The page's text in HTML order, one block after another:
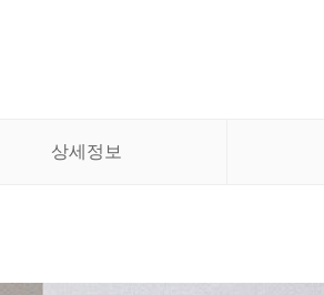
상세정보